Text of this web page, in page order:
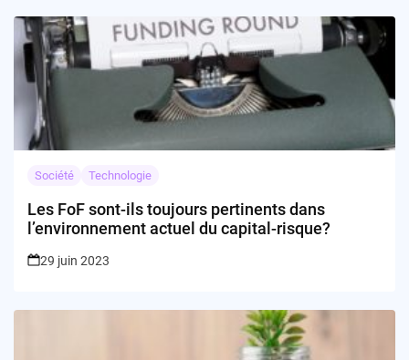
Société Technologie
Les FoF sont-ils toujours pertinents dans
l’environnement actuel du capital-risque?
29 juin 2023